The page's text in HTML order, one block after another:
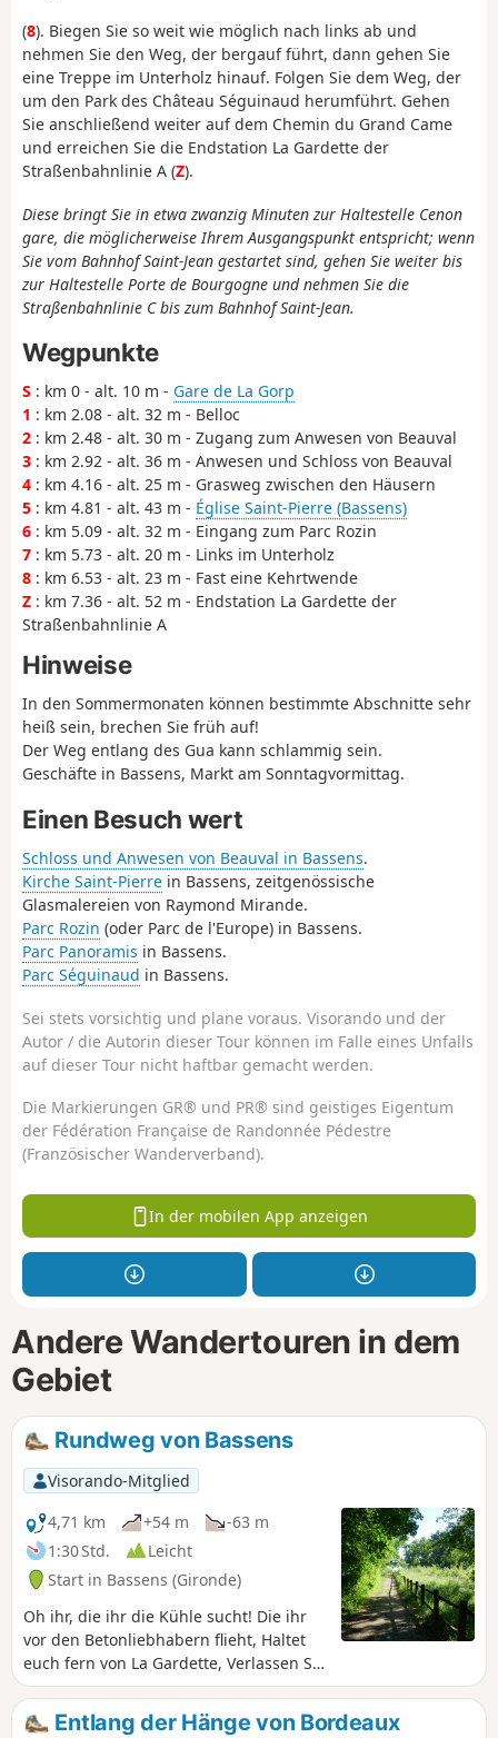
(8). Biegen Sie so weit wie möglich nach links ab und
nehmen Sie den Weg, der bergauf führt, dann gehen Sie
eine Treppe im Unterholz hinauf. Folgen Sie dem Weg, der
um den Park des Château Séguinaud herumführt. Gehen
Sie anschließend weiter auf dem Chemin du Grand Came
und erreichen Sie die Endstation La Gardette der
Straßenbahnlinie A (Z).
Diese bringt Sie in etwa zwanzig Minuten zur Haltestelle Cenon
gare, die möglicherweise Ihrem Ausgangspunkt entspricht; wenn
Sie vom Bahnhof Saint-Jean gestartet sind, gehen Sie weiter bis
zur Haltestelle Porte de Bourgogne und nehmen Sie die
Straßenbahnlinie C bis zum Bahnhof Saint-Jean.
Wegpunkte
S : km 0 - alt. 10 m - Gare de La Gorp
1 : km 2.08 - alt. 32 m - Belloc
2 : km 2.48 - alt. 30 m - Zugang zum Anwesen von Beauval
3 : km 2.92 - alt. 36 m - Anwesen und Schloss von Beauval
4 : km 4.16 - alt. 25 m - Grasweg zwischen den Häusern
5 : km 4.81 - alt. 43 m - Église Saint-Pierre (Bassens)
6 : km 5.09 - alt. 32 m - Eingang zum Parc Rozin
7 : km 5.73 - alt. 20 m - Links im Unterholz
8 : km 6.53 - alt. 23 m - Fast eine Kehrtwende
Z : km 7.36 - alt. 52 m - Endstation La Gardette der
Straßenbahnlinie A
Hinweise
In den Sommermonaten können bestimmte Abschnitte sehr
heiß sein, brechen Sie früh auf!
Der Weg entlang des Gua kann schlammig sein.
Geschäfte in Bassens, Markt am Sonntagvormittag.
Einen Besuch wert
Schloss und Anwesen von Beauval in Bassens.
Kirche Saint-Pierre in Bassens, zeitgenössische
Glasmalereien von Raymond Mirande.
Parc Rozin (oder Parc de l'Europe) in Bassens.
Parc Panoramis in Bassens.
Parc Séguinaud in Bassens.
Sei stets vorsichtig und plane voraus. Visorando und der
Autor / die Autorin dieser Tour können im Falle eines Unfalls
auf dieser Tour nicht haftbar gemacht werden.
Die Markierungen GR® und PR® sind geistiges Eigentum
der Fédération Française de Randonnée Pédestre
(Französischer Wanderverband).
In der mobilen App anzeigen
Andere Wandertouren in dem
Gebiet
Rundweg von Bassens
Visorando-Mitglied
4,71 km
+54 m
-63 m
1:30 Std.
Leicht
Start in Bassens (Gironde)
Oh ihr, die ihr die Kühle sucht! Die ihr
vor den Betonliebhabern flieht, Haltet
euch fern von La Gardette, Verlassen Sie
Lormont unverzüglich, Begeben Sie sich
nicht weit von Bordeaux, Kommt doch
zum Château Seguinaud, Kommen Sie
Entlang der Hänge von Bordeaux